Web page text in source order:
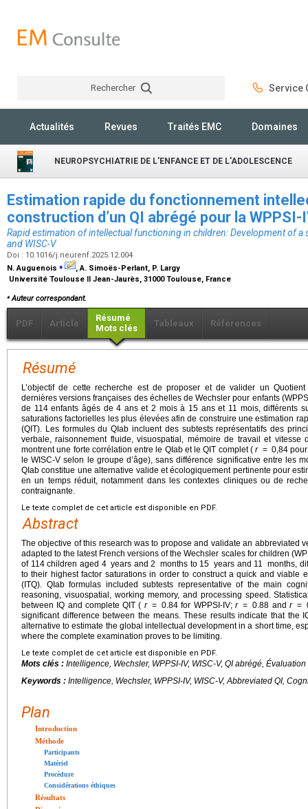
Rechercher Service
Actualités Revues Traités EMC Domaines
NEUROPSYCHIATRIE DE L'ENFANCE ET DE L'ADOLESCENCE
Estimation rapide du fonctionnement
construction d’un QI abrégé pour la
Rapid estimation of intellectual functioning in children: Development of a
and WISC-V
Doi : 10.1016/j.neurenf.2025.12.004
N. Auguenois ⁎
, A. Simoës-Perlant, P. Largy
Université Toulouse II Jean-Jaurès, 31000 Toulouse, France
⁎Auteur correspondant.
PDF Article
Résumé
Mots clés
Tableaux Références
Résumé
L’objectif de cette recherche est de proposer et de valider un
dernières versions françaises des échelles de Wechsler pour enfants
de 114 enfants âgés de 4 ans et 2 mois à 15 ans et 11 mois, différents
saturations factorielles les plus élevées afin de construire une estimation
(QIT). Les formules du QIab incluent des subtests représentatifs des
verbale, raisonnement fluide, visuospatial, mémoire de travail et vitesse
montrent une forte corrélation entre le QIab et le QIT complet (r = 0,84
le WISC-V selon le groupe d’âge), sans différence significative entre les
QIab constitue une alternative valide et écologiquement pertinente pour
en un temps réduit, notamment dans les contextes cliniques ou de
contraignante.
Le texte complet de cet article est disponible en PDF.
Abstract
The objective of this research was to propose and validate an abbreviated
adapted to the latest French versions of the Wechsler scales for children
of 114 children aged 4 years and 2 months to 15 years and 11 months,
to their highest factor saturations in order to construct a quick and viable
(ITQ). QIab formulas included subtests representative of the main
reasoning, visuospatial, working memory, and processing speed.
between IQ and complete QIT ( r = 0.84 for WPPSI-IV; r = 0.88 and r =
significant difference between the means. These results indicate that the
alternative to estimate the global intellectual development in a short time,
where the complete examination proves to be limiting.
Le texte complet de cet article est disponible en PDF.
Mots clés : Intelligence, Wechsler, WPPSI-IV, WISC-V, QI abrégé,
Keywords : Intelligence, Wechsler, WPPSI-IV, WISC-V, Abbreviated QI,
Plan
Introduction
Méthode
Participants
Matériel
Procédure
Considérations éthiques
Résultats